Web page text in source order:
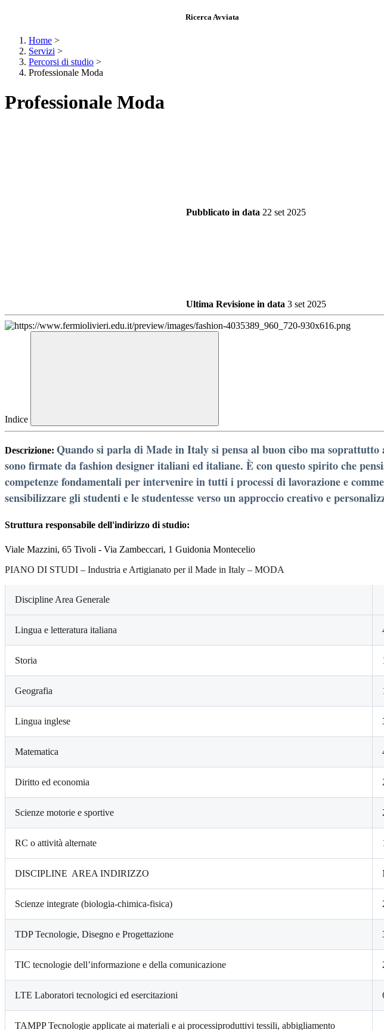
Ricerca Avviata
Home >
Servizi >
Percorsi di studio >
Professionale Moda
Professionale Moda
Pubblicato in data 22 set 2025
Ultima Revisione in data 3 set 2025
Indice
Descrizione: Quando si parla di Made in Italy si pensa al buon cibo ma
sono firmate da fashion designer italiani ed italiane. È con questo spirito che
competenze fondamentali per intervenire in tutti i processi di lavorazione e
sensibilizzare gli studenti e le studentesse verso un approccio creativo e
Struttura responsabile dell'indirizzo di studio:
Viale Mazzini, 65 Tivoli - Via Zambeccari, 1 Guidonia Montecelio
PIANO DI STUDI – Industria e Artigianato per il Made in Italy – MODA
Discipline Area Generale
Lingua e letteratura italiana
Storia
Geografia
Lingua inglese
Matematica
Diritto ed economia
Scienze motorie e sportive
RC o attività alternate
DISCIPLINE AREA INDIRIZZO
Scienze integrate (biologia-chimica-fisica)
TDP Tecnologie, Disegno e Progettazione
TIC tecnologie dell’informazione e della comunicazione
LTE Laboratori tecnologici ed esercitazioni
TAMPP Tecnologie applicate ai materiali e ai processiproduttivi tessili, abbigliamento